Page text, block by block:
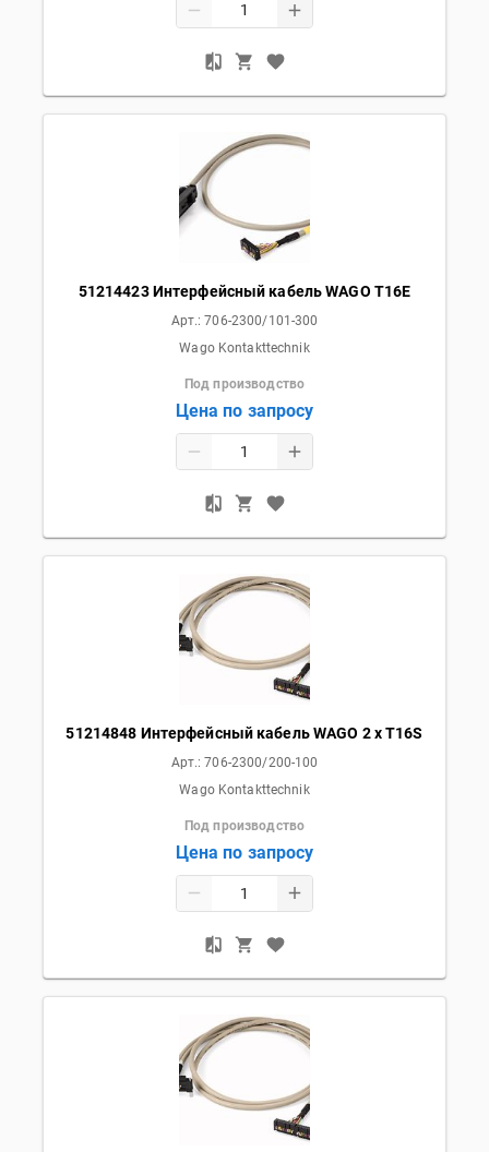
51214423 Интерфейсный кабель WAGO T16E
Арт.:706-2300/101-300
Wago Kontakttechnik
Под производство
Цена по запросу
51214848 Интерфейсный кабель WAGO 2 x T16S
Арт.:706-2300/200-100
Wago Kontakttechnik
Под производство
Цена по запросу